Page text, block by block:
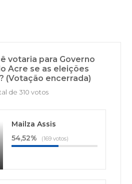
votaria para Governo
Acre se as eleições
(Votação encerrada)
de 310 votos
Mailza Assis
54,52%
(169 votos)